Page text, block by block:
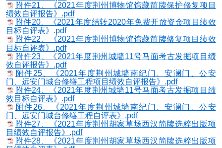
附件21、《2021年度荆州博物馆馆藏简牍保护修复项目
绩效自评报告》.pdf
附件20、《2021年度结转2020年免费开放资金项目绩效
目标自评表》.pdf
附件22、《2021年度荆州博物馆馆藏简牍修复项目绩效
目标自评表》.pdf
附件23、《2021年度荆州城墙11号马面考古发掘项目绩
效自评报告》.pdf
附件25、《2021年度荆州城墙南纪门、安澜门、公安
门、远安门城台修缮工程项目绩效自评报告》.pdf
附件24、《2021年度荆州城墙11号马面考古发掘项目绩
效目标自评表》.pdf
附件26、《2021年度荆州城墙南纪门、安澜门、公安
门、远安门城台修缮工程自评表》.pdf
附件27、《2021年度荆州胡家草场西汉简牍选粹出版项
目绩效自评报告》.pdf
附件28、《2021年度荆州胡家草场西汉简牍选粹出版项